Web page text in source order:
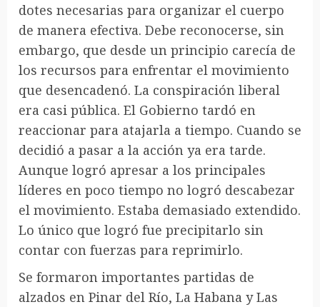
dotes necesarias para organizar el cuerpo
de manera efectiva. Debe reconocerse, sin
embargo, que desde un principio carecía de
los recursos para enfrentar el movimiento
que desencadenó. La conspiración liberal
era casi pública. El Gobierno tardó en
reaccionar para atajarla a tiempo. Cuando se
decidió a pasar a la acción ya era tarde.
Aunque logró apresar a los principales
líderes en poco tiempo no logró descabezar
el movimiento. Estaba demasiado extendido.
Lo único que logró fue precipitarlo sin
contar con fuerzas para reprimirlo.
Se formaron importantes partidas de
alzados en Pinar del Río, La Habana y Las